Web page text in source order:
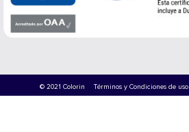
© 2021 Colorin Términos y Condiciones de uso